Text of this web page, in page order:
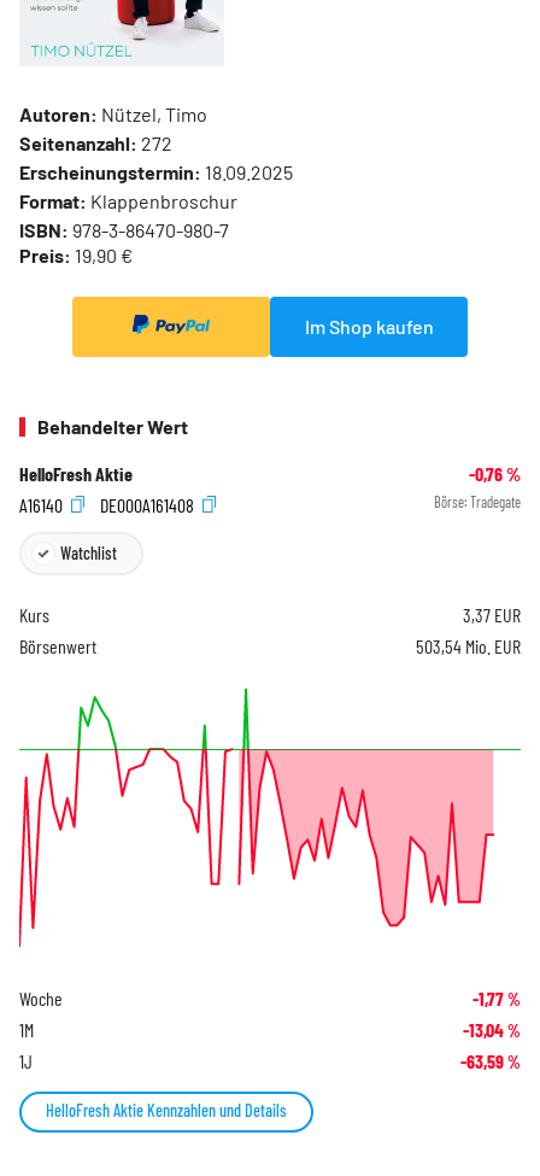
Autoren: Nützel, Timo
Seitenanzahl: 272
Erscheinungstermin: 18.09.2025
Format: Klappenbroschur
ISBN: 978-3-86470-980-7
Preis: 19,90 €
Im Shop kaufen
Behandelter Wert
HelloFresh Aktie -0,76%
A16140
DE000A161408 Börse: Tradegate
Watchlist
Kurs 3,37 EUR
Börsenwert
503,54 Mio. EUR
Woche -1,77%
1M -13,04%
1J -63,59%
HelloFresh Aktie Kennzahlen und Details